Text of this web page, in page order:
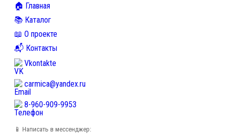
🏠 Главная
📚 Каталог
📖 О проекте
📬 Контакты
Vkontakte
carmica@yandex.ru
8-960-909-9953
📱 Написать в мессенджер: